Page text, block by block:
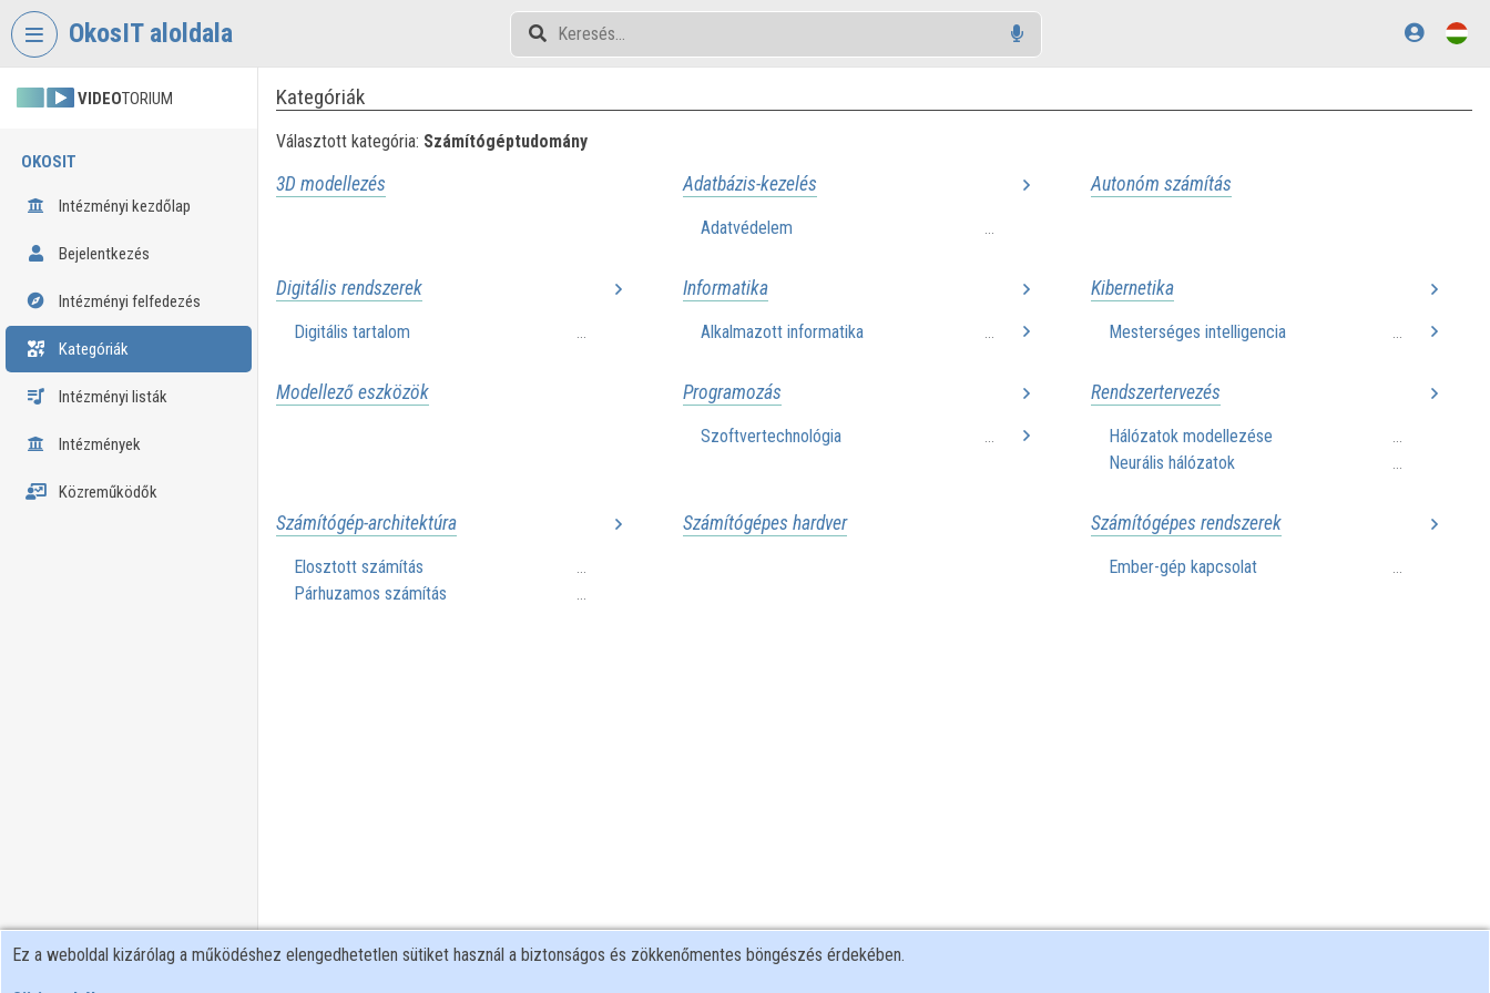
Fejléc kihagyása
OkosIT aloldala
VIDEOTORIUM
OKOSIT
Intézményi kezdőlap
Bejelentkezés
Intézményi felfedezés
Kategóriák
Intézményi listák
Intézmények
Közreműködők
Kategóriák
Választott kategória: Számítógéptudomány
3D modellezés Adatbázis-kezelés
Adatvédelem
Autonóm számítás
Digitális rendszerek
Digitális tartalom
Informatika
Alkalmazott informatika
Kibernetika
Mesterséges intelligencia
Modellező eszközök Programozás
Szoftvertechnológia
Rendszertervezés
Hálózatok modellezése
Neurális hálózatok
Számítógép-architektúra
Elosztott számítás
Párhuzamos számítás
Számítógépes hardver Számítógépes rendszerek
Ember-gép kapcsolat
Ez a weboldal kizárólag a működéshez elengedhetetlen sütiket használ a biztonságos és zökkenőmentes böngészés érdekében.